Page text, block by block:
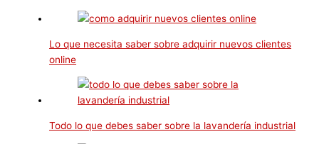
Lo que necesita saber sobre adquirir nuevos clientes
online
Todo lo que debes saber sobre la lavandería industrial